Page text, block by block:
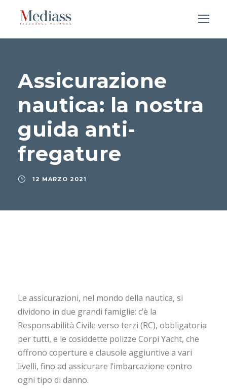
Assicurazione
nautica: la nostra
guida anti-
fregature
12 MARZO 2021
Le assicurazioni, nel mondo della nautica, si
dividono in due grandi famiglie: c’è la
Responsabilità Civile verso terzi (RC), obbligatoria
per tutti, e le cosiddette polizze Corpi Yacht, che
offrono coperture e clausole aggiuntive a vari
livelli, fino ad assicurare l’imbarcazione contro
ogni tipo di danno.